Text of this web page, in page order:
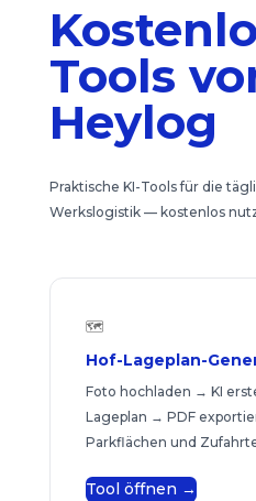
Tools
Heylog
Praktische KI-Tools für die
Werkslogistik — kostenlos
🗺️
Hof-Lageplan-
Foto hochladen → KI
Lageplan → PDF
Parkflächen und
Tool öffnen →